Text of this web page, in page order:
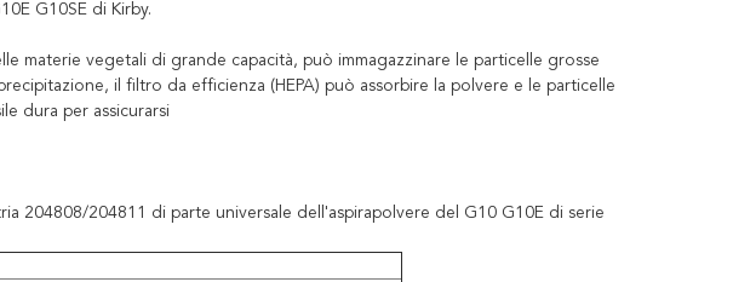
G10SE di Kirby.
materie vegetali di grande capacità, può immagazzinare le particelle grosse
il filtro da efficienza (HEPA) può assorbire la polvere e le particelle
dura per assicurarsi
204808/204811 di parte universale dell'aspirapolvere del G10 G10E di serie